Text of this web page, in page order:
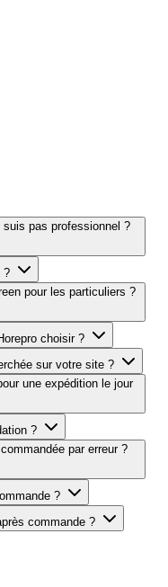
pas professionnel ?
?
pour les particuliers ?
choisir ?
sur votre site ?
une expédition le jour
?
par erreur ?
?
commande ?